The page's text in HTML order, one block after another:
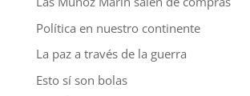
Política en nuestro continente
La paz a través de la guerra
Esto sí son bolas